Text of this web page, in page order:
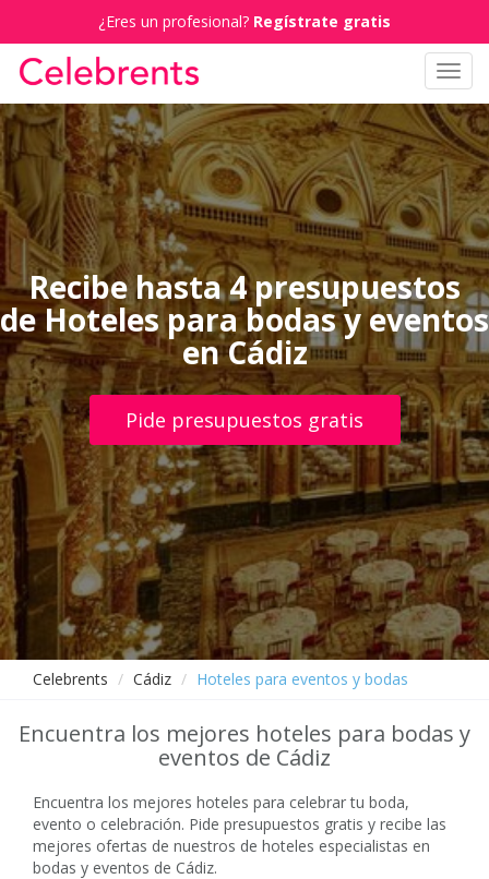
¿Eres un profesional? Regístrate gratis
Recibe hasta 4 presupuestos
de Hoteles para bodas y eventos
en Cádiz
Pide presupuestos gratis
Celebrents Cádiz Hoteles para eventos y bodas
Encuentra los mejores hoteles para bodas y
eventos de Cádiz
Encuentra los mejores hoteles para celebrar tu boda,
evento o celebración. Pide presupuestos gratis y recibe las
mejores ofertas de nuestros de hoteles especialistas en
bodas y eventos de Cádiz.